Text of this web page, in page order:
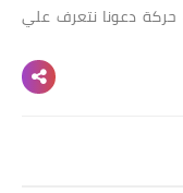
حركة دعونا نتعرف علي